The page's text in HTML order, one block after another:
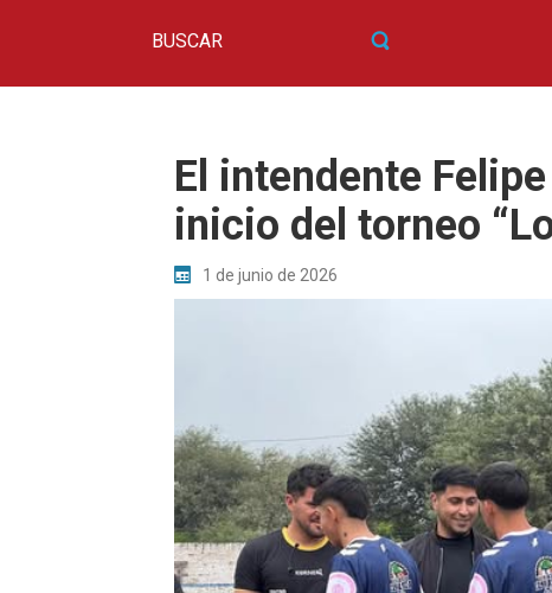
El intendente
inicio del torneo
1 de junio de 2026